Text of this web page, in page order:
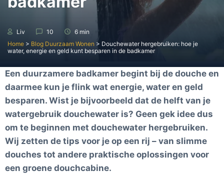
Liv 10
6 min
Home > Blog Duurzaam Wonen > Douchewater hergebruiken: hoe je
water, energie en geld kunt besparen in de badkamer
Een duurzamere badkamer begint bij de douche en
daarmee kun je flink wat energie, water en geld
besparen. Wist je bijvoorbeeld dat de helft van je
watergebruik douchewater is? Geen gek idee dus
om te beginnen met douchewater hergebruiken.
Wij zetten de tips voor je op een rij – van slimme
douches tot andere praktische oplossingen voor
een groene douchcabine.